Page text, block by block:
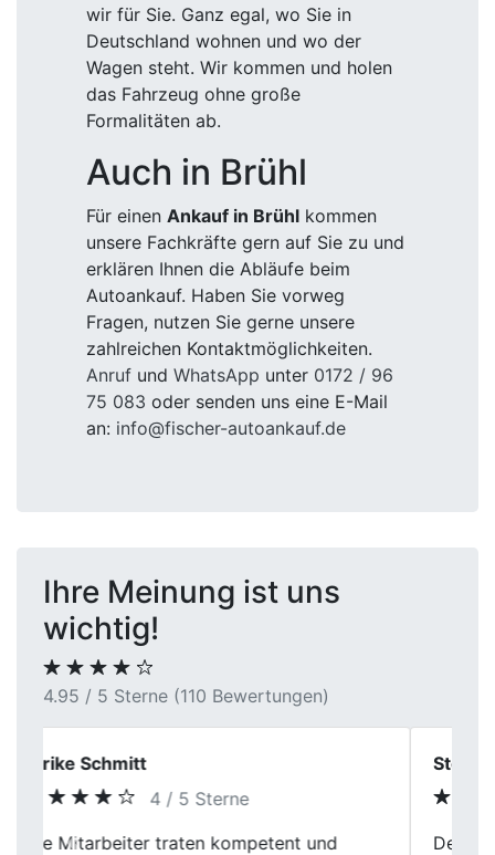
wir für Sie. Ganz egal, wo Sie in
Deutschland wohnen und wo der
Wagen steht. Wir kommen und holen
das Fahrzeug ohne große
Formalitäten ab.
Auch in Brühl
Für einen Ankauf in Brühl kommen
unsere Fachkräfte gern auf Sie zu und
erklären Ihnen die Abläufe beim
Autoankauf. Haben Sie vorweg
Fragen, nutzen Sie gerne unsere
zahlreichen Kontaktmöglichkeiten.
Anruf und WhatsApp unter 0172 / 96
75 083 oder senden uns eine E-Mail
an: info@fischer-autoankauf.de
Ihre Meinung ist uns
wichtig!
4.95 / 5 Sterne (110 Bewertungen)
Stefan G.
5 / 5 Sterne
Der Verkauf lief unaufgeregt und sauber